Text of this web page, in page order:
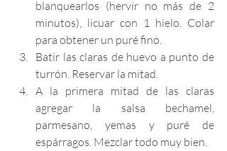
blanquearlos (hervir no más de 2
minutos), licuar con 1 hielo. Colar
para obtener un puré fino.
Batir las claras de huevo a punto de
turrón. Reservar la mitad.
A la primera mitad de las claras
agregar la salsa bechamel,
parmesano, yemas y puré de
espárragos. Mezclar todo muy bien.